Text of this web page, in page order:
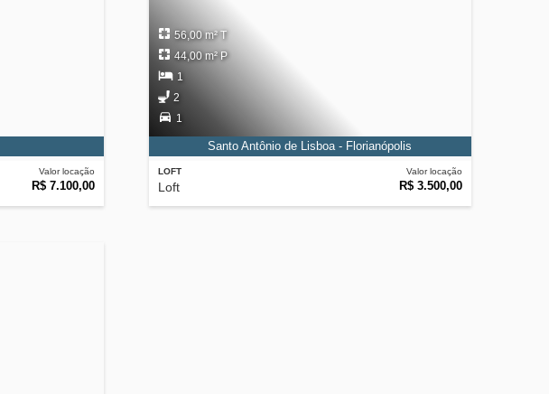
Valor locação
R$ 7.100,00
LOFT
Loft
Valor locação
R$ 3.500,00
56,00 m² T
44,00 m² P
1
2
1
Santo Antônio de Lisboa - Florianópolis